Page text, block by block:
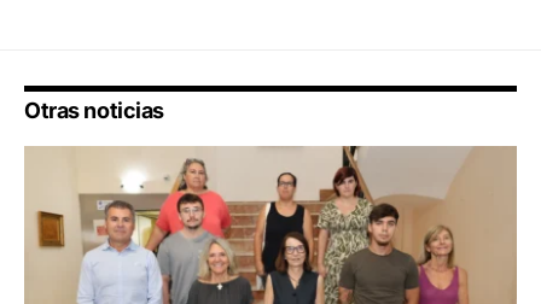
Otras noticias